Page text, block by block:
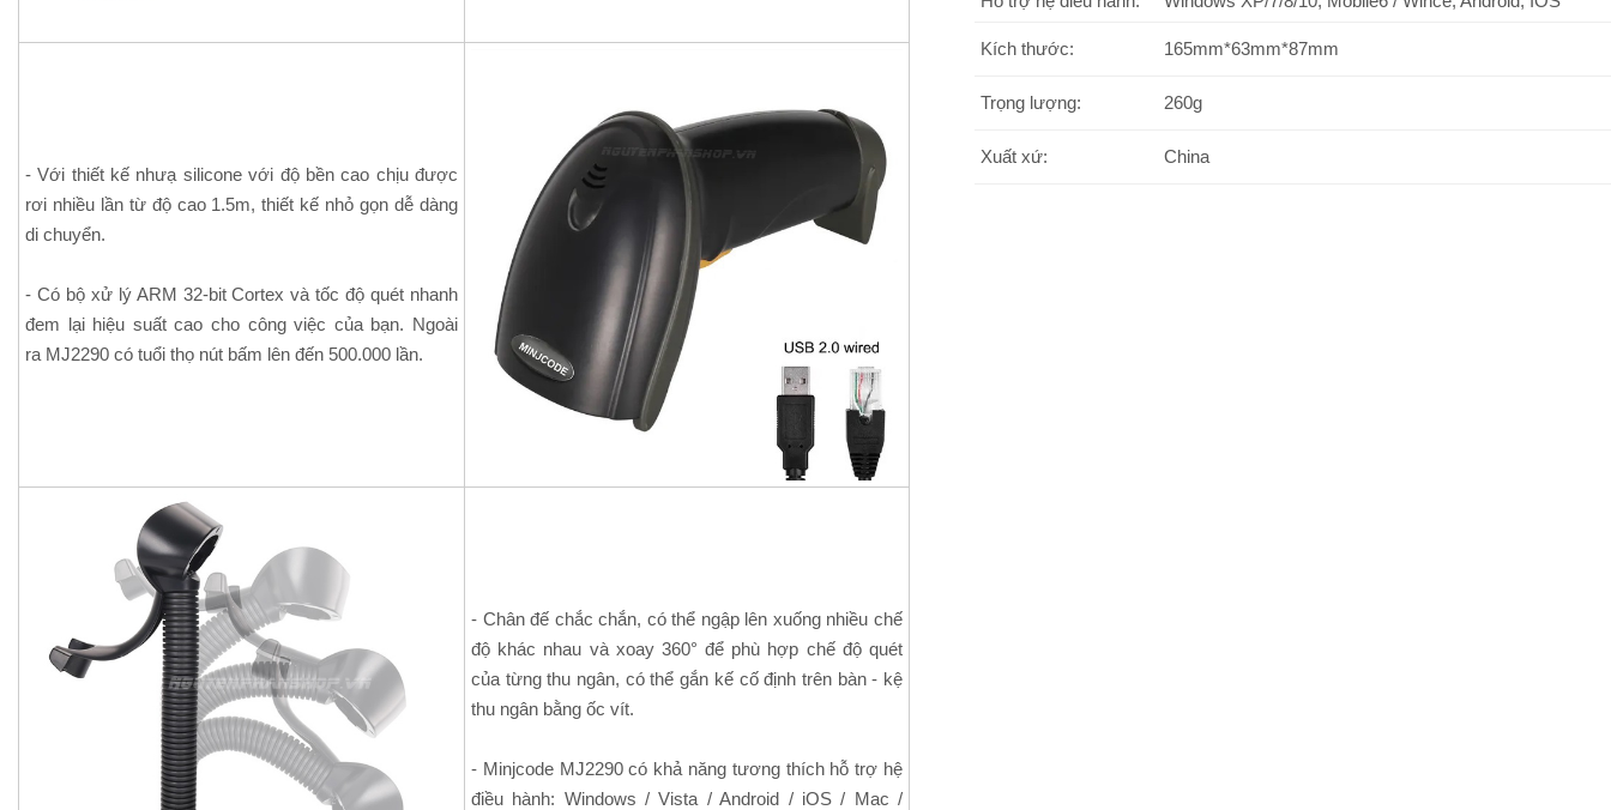
- Với thiết kế nhưạ silicone với độ bền cao chịu được
rơi nhiều lần từ độ cao 1.5m, thiết kế nhỏ gọn dễ dàng
di chuyển.
- Có bộ xử lý ARM 32-bit Cortex và tốc độ quét nhanh
đem lại hiệu suất cao cho công việc của bạn. Ngoài
ra MJ2290 có tuổi thọ nút bấm lên đến 500.000 lần.
- Chân đế chắc chắn, có thể ngập lên xuống nhiều chế
độ khác nhau và xoay 360° để phù hợp chế độ quét
của từng thu ngân, có thể gắn kế cố định trên bàn - kệ
thu ngân bằng ốc vít.
- Minjcode MJ2290 có khả năng tương thích hỗ trợ hệ
điều hành: Windows / Vista / Android / iOS / Mac /
Kích thước: 165mm*63mm*87mm
Trọng lượng: 260g
Xuất xứ: China